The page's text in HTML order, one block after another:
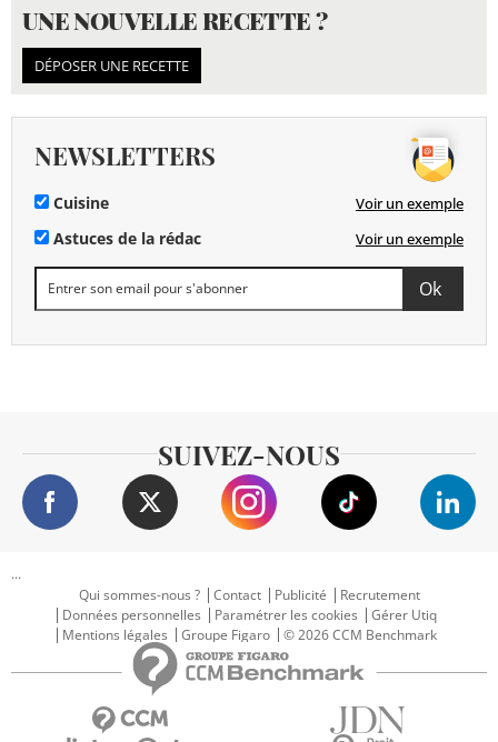
UNE NOUVELLE RECETTE ?
DÉPOSER UNE RECETTE
NEWSLETTERS
Cuisine Voir un exemple
Astuces de la rédac Voir un exemple
SUIVEZ-NOUS
...
Qui sommes-nous ?
Contact Publicité
Recrutement
Données personnelles
Paramétrer les cookies
Gérer Utiq
Mentions légales
Groupe Figaro © 2026 CCM Benchmark